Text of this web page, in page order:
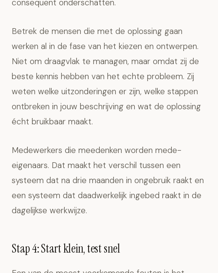
consequent onderschatten.
Betrek de mensen die met de oplossing gaan
werken al in de fase van het kiezen en ontwerpen.
Niet om draagvlak te managen, maar omdat zij de
beste kennis hebben van het echte probleem. Zij
weten welke uitzonderingen er zijn, welke stappen
ontbreken in jouw beschrijving en wat de oplossing
écht bruikbaar maakt.
Medewerkers die meedenken worden mede-
eigenaars. Dat maakt het verschil tussen een
systeem dat na drie maanden in ongebruik raakt en
een systeem dat daadwerkelijk ingebed raakt in de
dagelijkse werkwijze.
Stap 4: Start klein, test snel